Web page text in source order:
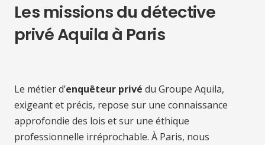
Les missions du détective
privé Aquila à Paris
Le métier d’enquêteur privé du Groupe Aquila,
exigeant et précis, repose sur une connaissance
approfondie des lois et sur une éthique
professionnelle irréprochable. À Paris, nous